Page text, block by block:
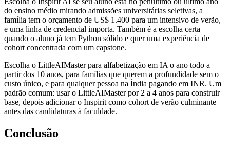
do ensino médio mirando admissões universitárias seletivas, a
família tem o orçamento de US$ 1.400 para um intensivo de verão,
e uma linha de credencial importa. Também é a escolha certa
quando o aluno já tem Python sólido e quer uma experiência de
cohort concentrada com um capstone.
Escolha o LittleAIMaster para alfabetização em IA o ano todo a
partir dos 10 anos, para famílias que querem a profundidade sem o
custo único, e para qualquer pessoa na Índia pagando em INR. Um
padrão comum: usar o LittleAIMaster por 2 a 4 anos para construir
base, depois adicionar o Inspirit como cohort de verão culminante
antes das candidaturas à faculdade.
Conclusão